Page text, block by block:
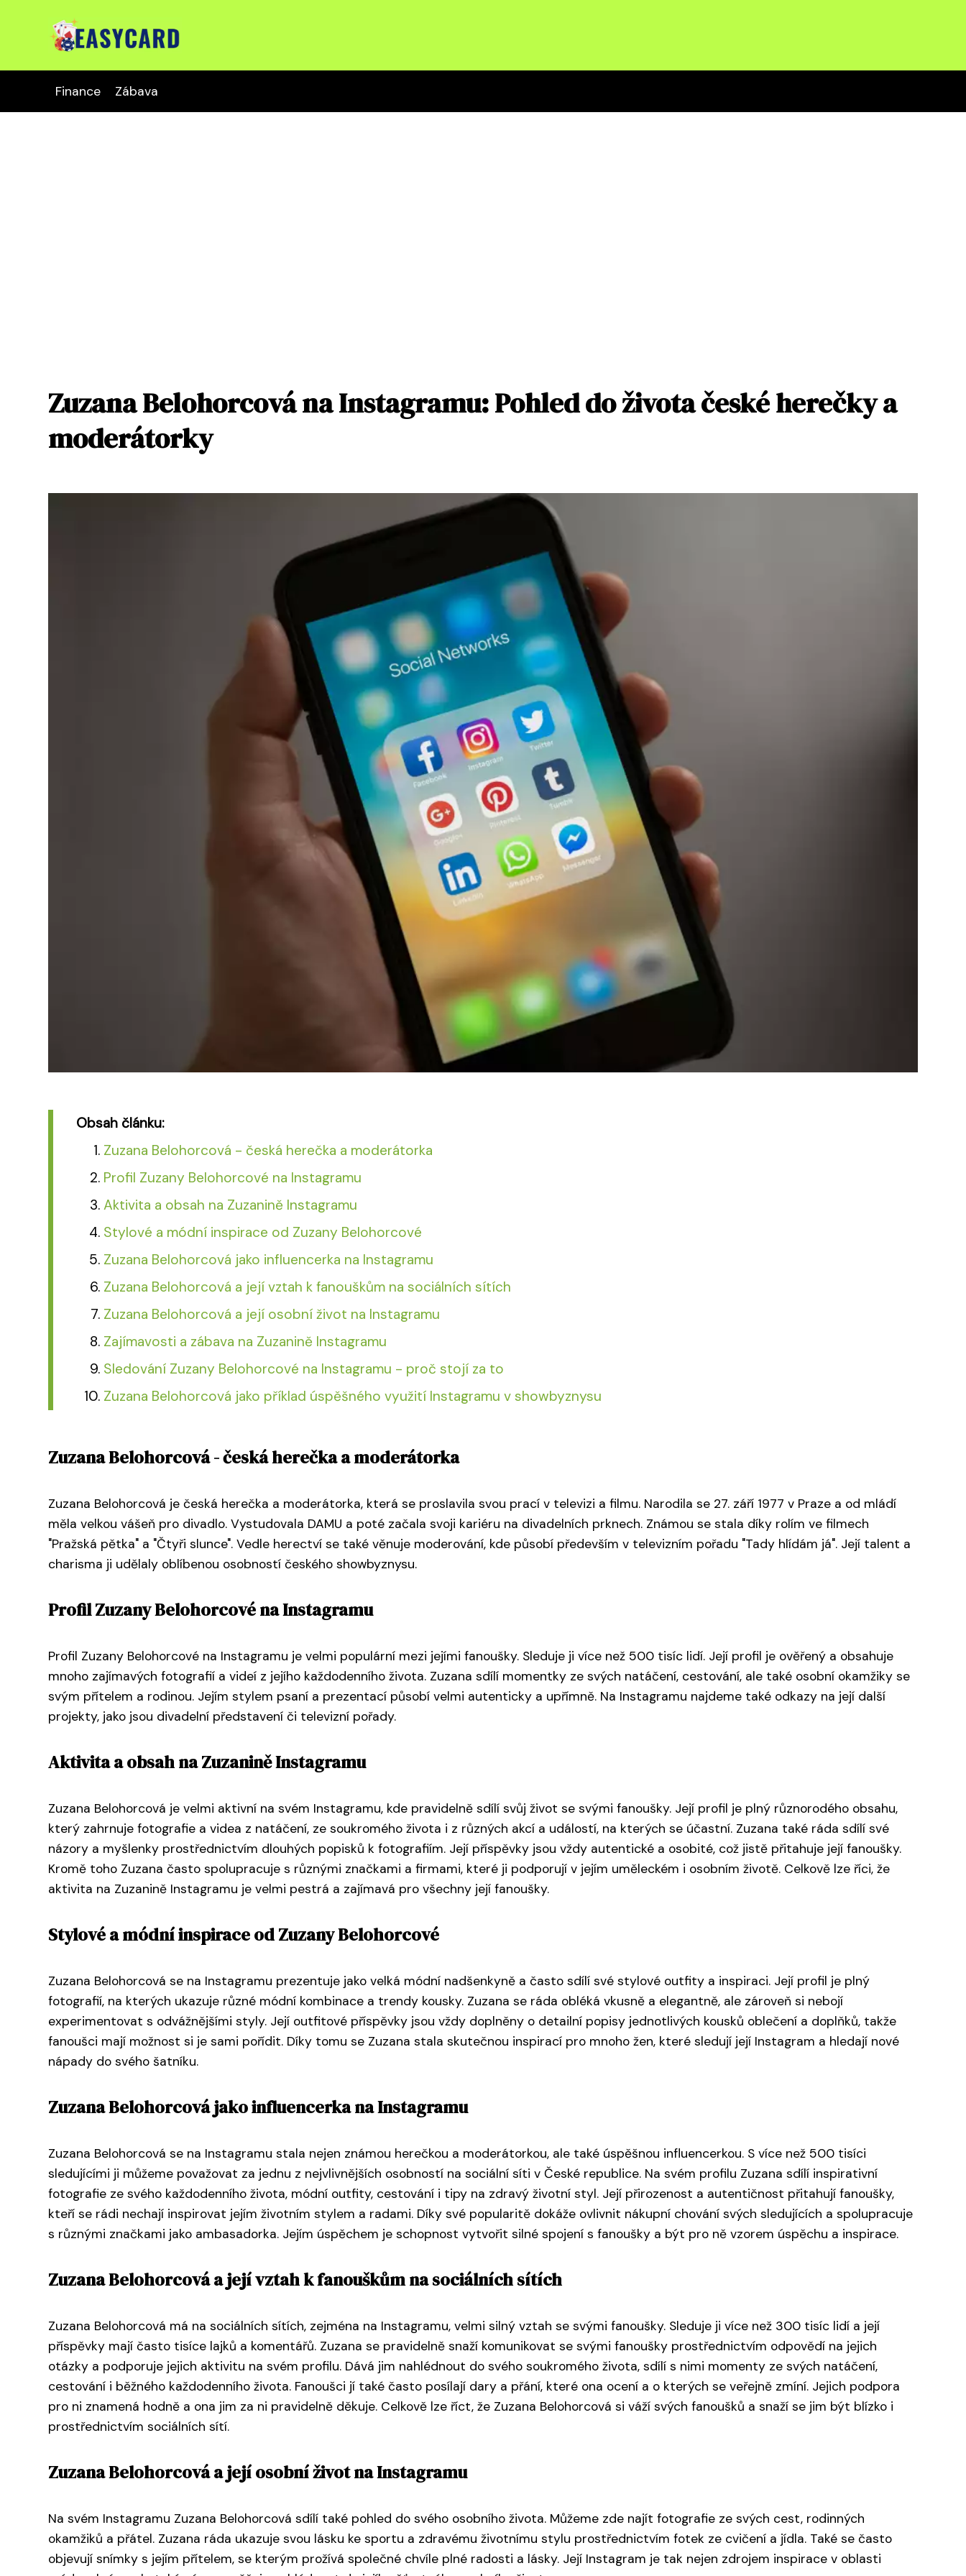
Finance Zábava
Zuzana Belohorcová na Instagramu: Pohled do života české herečky a
moderátorky
Obsah článku:
Zuzana Belohorcová - česká herečka a moderátorka
Profil Zuzany Belohorcové na Instagramu
Aktivita a obsah na Zuzanině Instagramu
Stylové a módní inspirace od Zuzany Belohorcové
Zuzana Belohorcová jako influencerka na Instagramu
Zuzana Belohorcová a její vztah k fanouškům na sociálních sítích
Zuzana Belohorcová a její osobní život na Instagramu
Zajímavosti a zábava na Zuzanině Instagramu
Sledování Zuzany Belohorcové na Instagramu - proč stojí za to
Zuzana Belohorcová jako příklad úspěšného využití Instagramu v showbyznysu
Zuzana Belohorcová - česká herečka a moderátorka
Zuzana Belohorcová je česká herečka a moderátorka, která se proslavila svou prací v televizi a filmu. Narodila se 27. září 1977 v Praze a od mládí
měla velkou vášeň pro divadlo. Vystudovala DAMU a poté začala svoji kariéru na divadelních prknech. Známou se stala díky rolím ve filmech
"Pražská pětka" a "Čtyři slunce". Vedle herectví se také věnuje moderování, kde působí především v televizním pořadu "Tady hlídám já". Její talent a
charisma ji udělaly oblíbenou osobností českého showbyznysu.
Profil Zuzany Belohorcové na Instagramu
Profil Zuzany Belohorcové na Instagramu je velmi populární mezi jejími fanoušky. Sleduje ji více než 500 tisíc lidí. Její profil je ověřený a obsahuje
mnoho zajímavých fotografií a videí z jejího každodenního života. Zuzana sdílí momentky ze svých natáčení, cestování, ale také osobní okamžiky se
svým přítelem a rodinou. Jejím stylem psaní a prezentací působí velmi autenticky a upřímně. Na Instagramu najdeme také odkazy na její další
projekty, jako jsou divadelní představení či televizní pořady.
Aktivita a obsah na Zuzanině Instagramu
Zuzana Belohorcová je velmi aktivní na svém Instagramu, kde pravidelně sdílí svůj život se svými fanoušky. Její profil je plný různorodého obsahu,
který zahrnuje fotografie a videa z natáčení, ze soukromého života i z různých akcí a událostí, na kterých se účastní. Zuzana také ráda sdílí své
názory a myšlenky prostřednictvím dlouhých popisků k fotografiím. Její příspěvky jsou vždy autentické a osobité, což jistě přitahuje její fanoušky.
Kromě toho Zuzana často spolupracuje s různými značkami a firmami, které ji podporují v jejím uměleckém i osobním životě. Celkově lze říci, že
aktivita na Zuzanině Instagramu je velmi pestrá a zajímavá pro všechny její fanoušky.
Stylové a módní inspirace od Zuzany Belohorcové
Zuzana Belohorcová se na Instagramu prezentuje jako velká módní nadšenkyně a často sdílí své stylové outfity a inspiraci. Její profil je plný
fotografií, na kterých ukazuje různé módní kombinace a trendy kousky. Zuzana se ráda obléká vkusně a elegantně, ale zároveň si nebojí
experimentovat s odvážnějšími styly. Její outfitové příspěvky jsou vždy doplněny o detailní popisy jednotlivých kousků oblečení a doplňků, takže
fanoušci mají možnost si je sami pořídit. Díky tomu se Zuzana stala skutečnou inspirací pro mnoho žen, které sledují její Instagram a hledají nové
nápady do svého šatníku.
Zuzana Belohorcová jako influencerka na Instagramu
Zuzana Belohorcová se na Instagramu stala nejen známou herečkou a moderátorkou, ale také úspěšnou influencerkou. S více než 500 tisíci
sledujícími ji můžeme považovat za jednu z nejvlivnějších osobností na sociální síti v České republice. Na svém profilu Zuzana sdílí inspirativní
fotografie ze svého každodenního života, módní outfity, cestování i tipy na zdravý životní styl. Její přirozenost a autentičnost přitahují fanoušky,
kteří se rádi nechají inspirovat jejím životním stylem a radami. Díky své popularitě dokáže ovlivnit nákupní chování svých sledujících a spolupracuje
s různými značkami jako ambasadorka. Jejím úspěchem je schopnost vytvořit silné spojení s fanoušky a být pro ně vzorem úspěchu a inspirace.
Zuzana Belohorcová a její vztah k fanouškům na sociálních sítích
Zuzana Belohorcová má na sociálních sítích, zejména na Instagramu, velmi silný vztah se svými fanoušky. Sleduje ji více než 300 tisíc lidí a její
příspěvky mají často tisíce lajků a komentářů. Zuzana se pravidelně snaží komunikovat se svými fanoušky prostřednictvím odpovědí na jejich
otázky a podporuje jejich aktivitu na svém profilu. Dává jim nahlédnout do svého soukromého života, sdílí s nimi momenty ze svých natáčení,
cestování i běžného každodenního života. Fanoušci jí také často posílají dary a přání, které ona ocení a o kterých se veřejně zmíní. Jejich podpora
pro ni znamená hodně a ona jim za ni pravidelně děkuje. Celkově lze říct, že Zuzana Belohorcová si váží svých fanoušků a snaží se jim být blízko i
prostřednictvím sociálních sítí.
Zuzana Belohorcová a její osobní život na Instagramu
Na svém Instagramu Zuzana Belohorcová sdílí také pohled do svého osobního života. Můžeme zde najít fotografie ze svých cest, rodinných
okamžiků a přátel. Zuzana ráda ukazuje svou lásku ke sportu a zdravému životnímu stylu prostřednictvím fotek ze cvičení a jídla. Také se často
objevují snímky s jejím přítelem, se kterým prožívá společné chvíle plné radosti a lásky. Její Instagram je tak nejen zdrojem inspirace v oblasti